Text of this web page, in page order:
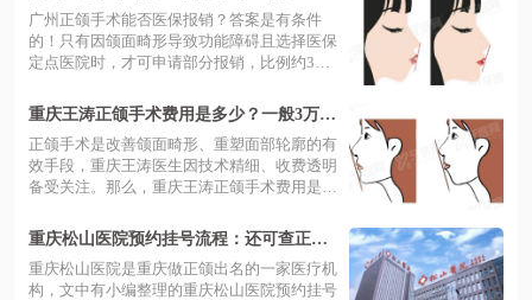
看比例及支持医保医院名单
广州正颌手术能否医保报销？答案是有条件
的！只有因颌面畸形导致功能障碍且选择医保
定点医院时，才可申请部分报销，比例约3
重庆王涛正颌手术费用是多少？一般3万
起，在松山医院坐诊可参考案例
正颌手术是改善颌面畸形、重塑面部轮廓的有
效手段，重庆王涛医生因技术精细、收费透明
备受关注。那么，重庆王涛正颌手术费用是
重庆松山医院预约挂号流程：还可查正颌
大夫名单+费用！
重庆松山医院是重庆做正颌出名的一家医疗机
构，文中有小编整理的重庆松山医院预约挂号